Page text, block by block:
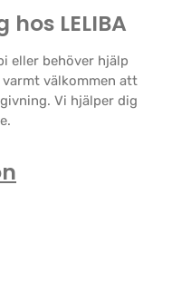
LELIBA
eller behöver hjälp
välkommen att
Vi hjälper dig